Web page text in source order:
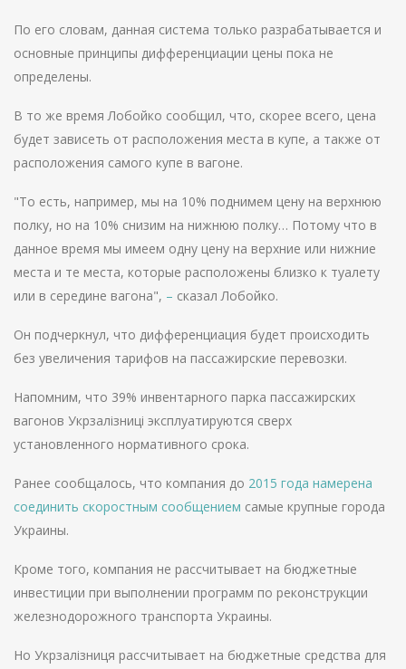
По его словам, данная система только разрабатывается и
основные принципы дифференциации цены пока не
определены.
В то же время Лобойко сообщил, что, скорее всего, цена
будет зависеть от расположения места в купе, а также от
расположения самого купе в вагоне.
"То есть, например, мы на 10% поднимем цену на верхнюю
полку, но на 10% снизим на нижнюю полку… Потому что в
данное время мы имеем одну цену на верхние или нижние
места и те места, которые расположены близко к туалету
или в середине вагона", – сказал Лобойко.
Он подчеркнул, что дифференциация будет происходить
без увеличения тарифов на пассажирские перевозки.
Напомним, что 39% инвентарного парка пассажирских
вагонов Укрзалізниці эксплуатируются сверх
установленного нормативного срока.
Ранее сообщалось, что компания до 2015 года намерена
соединить скоростным сообщением самые крупные города
Украины.
Кроме того, компания не рассчитывает на бюджетные
инвестиции при выполнении программ по реконструкции
железнодорожного транспорта Украины.
Но Укрзалізниця рассчитывает на бюджетные средства для